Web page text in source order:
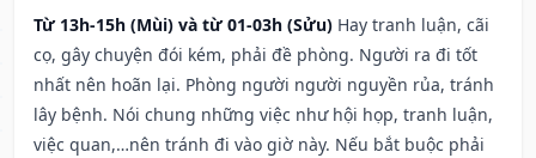
Từ 13h-15h (Mùi) và từ 01-03h (Sửu) Hay tranh luận, cãi
cọ, gây chuyện đói kém, phải đề phòng. Người ra đi tốt
nhất nên hoãn lại. Phòng người người nguyền rủa, tránh
lây bệnh. Nói chung những việc như hội họp, tranh luận,
việc quan,…nên tránh đi vào giờ này. Nếu bắt buộc phải